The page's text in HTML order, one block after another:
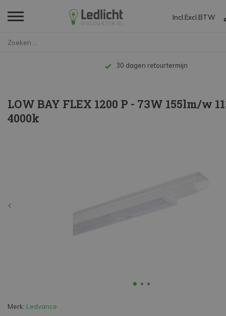
Incl. Excl. BTW
30 dagen retourtermijn
LOW BAY FLEX 1200 P - 73W 155lm/w
4000k
Merk: Ledvance